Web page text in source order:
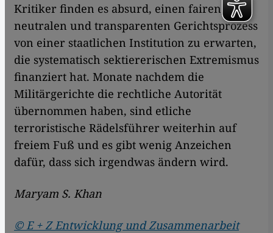
Kritiker finden es absurd, einen fairen,
neutralen und transparenten Gerichtsprozess
von einer staatlichen Institution zu erwarten,
die systematisch sektiererischen Extremismus
finanziert hat. Monate nachdem die
Militärgerichte die rechtliche Autorität
übernommen haben, sind etliche
terroristische Rädelsführer weiterhin auf
freiem Fuß und es gibt wenig Anzeichen
dafür, dass sich irgendwas ändern wird.
Maryam S. Khan
© E + Z Entwicklung und Zusammenarbeit